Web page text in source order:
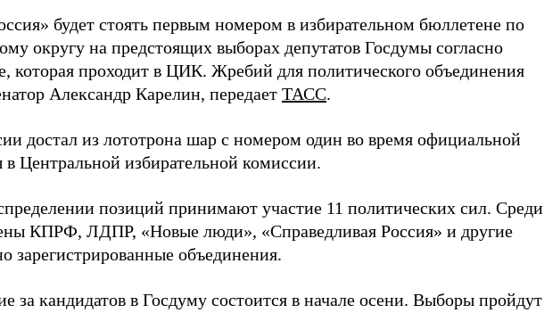
будет стоять первым номером в избирательном бюллетене по
округу на предстоящих выборах депутатов Госдумы согласно
которая проходит в ЦИК. Жребий для политического объединения
Александр Карелин, передает ТАСС.
достал из лототрона шар с номером один во время официальной
Центральной избирательной комиссии.
позиций принимают участие 11 политических сил.
КПРФ, ЛДПР, «Новые люди», «Справедливая Россия» и другие
зарегистрированные объединения.
за кандидатов в Госдуму состоится в начале осени. Выборы